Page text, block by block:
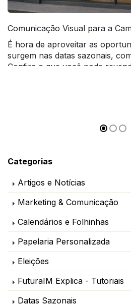
Comunicação Visual para a
É hora de aproveitar as
surgem nas datas sazonais,
Confira o que você pode
Categorias
Artigos e Notícias
Marketing & Comunicação
Calendários e Folhinhas
Papelaria Personalizada
Eleições
FuturaIM Explica - Tutoriais
Datas Sazonais